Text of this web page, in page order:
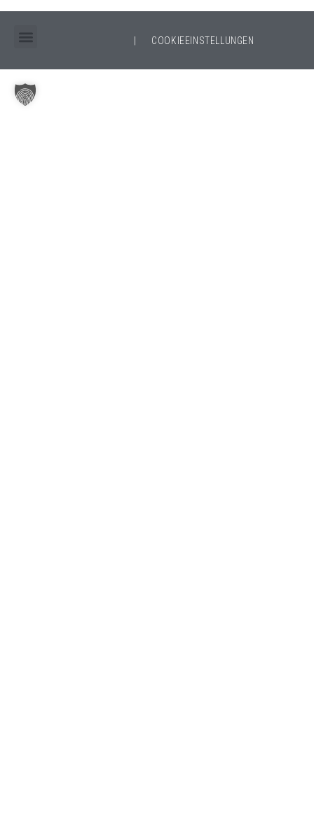
COOKIEEINSTELLUNGEN